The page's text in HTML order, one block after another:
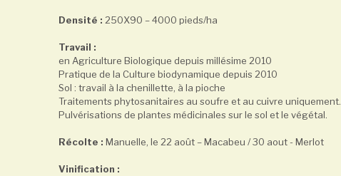
Densité : 250X90 – 4000 pieds/ha
Travail :
en Agriculture Biologique depuis millésime 2010
Pratique de la Culture biodynamique depuis 2010
Sol : travail à la chenillette, à la pioche
Traitements phytosanitaires au soufre et au cuivre uniquement.
Pulvérisations de plantes médicinales sur le sol et le végétal.
Récolte : Manuelle, le 22 août – Macabeu / 30 aout - Merlot
Vinification :